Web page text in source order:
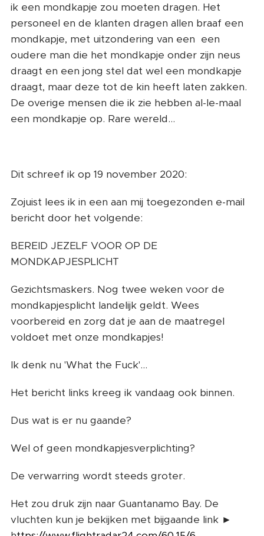
ik een mondkapje zou moeten dragen. Het
personeel en de klanten dragen allen braaf een
mondkapje, met uitzondering van een een
oudere man die het mondkapje onder zijn neus
draagt en een jong stel dat wel een mondkapje
draagt, maar deze tot de kin heeft laten zakken.
De overige mensen die ik zie hebben al-le-maal
een mondkapje op. Rare wereld...
Dit schreef ik op 19 november 2020:
Zojuist lees ik in een aan mij toegezonden e-mail
bericht door het volgende:
BEREID JEZELF VOOR OP DE
MONDKAPJESPLICHT
Gezichtsmaskers. Nog twee weken voor de
mondkapjesplicht landelijk geldt. Wees
voorbereid en zorg dat je aan de maatregel
voldoet met onze mondkapjes!
Ik denk nu 'What the Fuck'...
Het bericht links kreeg ik vandaag ook binnen.
Dus wat is er nu gaande?
Wel of geen mondkapjesverplichting?
De verwarring wordt steeds groter.
Het zou druk zijn naar Guantanamo Bay. De
vluchten kun je bekijken met bijgaande link ►